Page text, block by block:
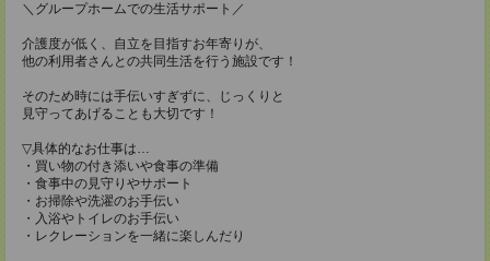
＼グループホームでの生活サポート／
介護度が低く、自立を目指すお年寄りが、
他の利用者さんとの共同生活を行う施設です！
そのため時には手伝いすぎずに、じっくりと
見守ってあげることも大切です！
▽具体的なお仕事は…
・買い物の付き添いや食事の準備
・食事中の見守りやサポート
・お掃除や洗濯のお手伝い
・入浴やトイレのお手伝い
・レクレーションを一緒に楽しんだり